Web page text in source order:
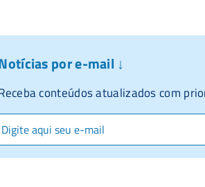
por e-mail ↓
conteúdos atualizados com